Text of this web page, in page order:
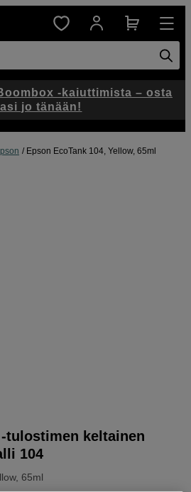
Epson EcoTank 104, Yellow, 65ml
65ml
tulostimen keltainen
104
-kaiuttimista – osta
jo tänään!